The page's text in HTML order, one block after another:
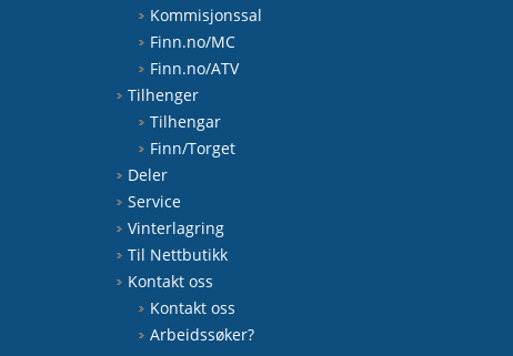
Kommisjonssal
Finn.no/MC
Finn.no/ATV
Tilhenger
Tilhengar
Finn/Torget
Deler
Service
Vinterlagring
Til Nettbutikk
Kontakt oss
Kontakt oss
Arbeidssøker?